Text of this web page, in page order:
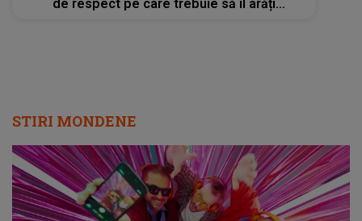
de respect pe care trebuie să îl arăți
STIRI MONDENE